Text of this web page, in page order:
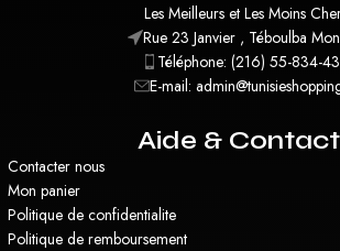
Les Meilleurs et Les Moins
Rue 23 Janvier , Téboulba
Téléphone: (216) 55-834-
E-mail:
Aide &
Contacter nous
Mon panier
Politique de confidentialite
Politique de remboursement